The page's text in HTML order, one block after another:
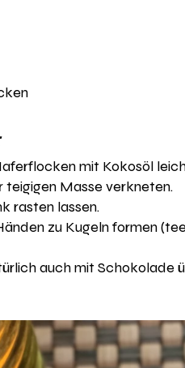
mit Kokosöl
teigigen Masse verkneten.
rasten lassen.
zu Kugeln formen
auch mit